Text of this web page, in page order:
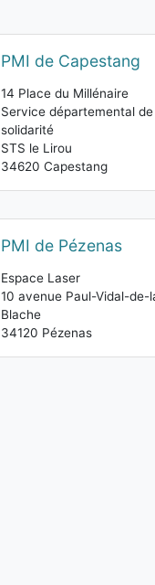
PMI de Capestang
14 Place du Millénaire
Service départemental de
solidarité
STS le Lirou
34620 Capestang
PMI de Pézenas
Espace Laser
10 avenue Paul-Vidal-de-
Blache
34120 Pézenas